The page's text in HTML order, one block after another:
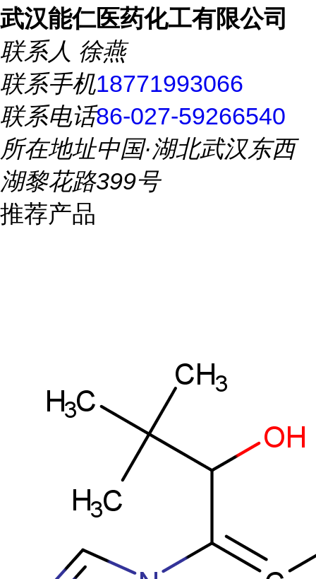
武汉能仁医药化工有限公司
联系人 徐燕
联系手机18771993066
联系电话86-027-59266540
所在地址中国·湖北武汉东西
湖黎花路399号
推荐产品